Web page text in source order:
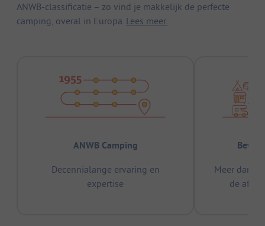
ANWB-classificatie – zo vind je makkelijk de perfecte
camping, overal in Europa. Lees meer.
ANWB Camping
Decennialange ervaring en
expertise
Meer dan
de